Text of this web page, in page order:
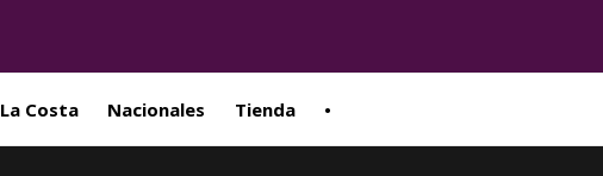
La Costa Nacionales Tienda •